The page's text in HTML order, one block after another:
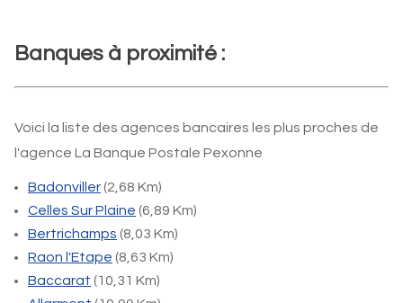
Banques à proximité :
Voici la liste des agences bancaires les plus proches de
l'agence La Banque Postale Pexonne
Badonviller(2,68 Km)
Celles Sur Plaine (6,89 Km)
Bertrichamps (8,03 Km)
Raon l'Etape (8,63 Km)
Baccarat (10,31 Km)